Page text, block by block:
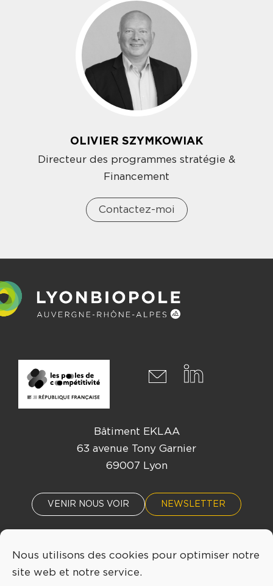
Nous utilisons des cookies pour optimiser notre
site web et notre service.
OLIVIER SZYMKOWIAK
Directeur des programmes stratégie &
Financement
Contactez-moi
Bâtiment EKLAA
63 avenue Tony Garnier
69007 Lyon
VENIR NOUS VOIR NEWSLETTER
ACTUALITÉS ÉVÈNEMENTS